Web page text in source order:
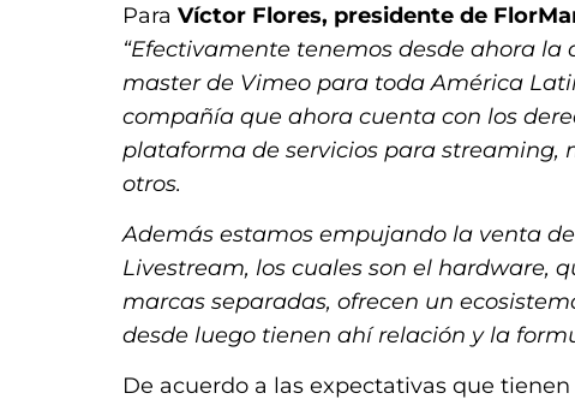
Para Víctor Flores, presidente de
“Efectivamente tenemos desde ahora la
master de Vimeo para toda América
compañía que ahora cuenta con los
plataforma de servicios para streaming,
otros.
Además estamos empujando la venta
Livestream, los cuales son el hardware,
marcas separadas, ofrecen un
desde luego tienen ahí relación y la
De acuerdo a las expectativas que